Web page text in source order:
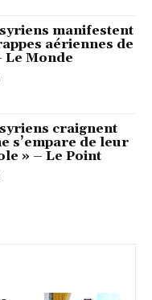
manifestent
aériennes de
Monde
craignent
s’empare de leur
» – Le Point